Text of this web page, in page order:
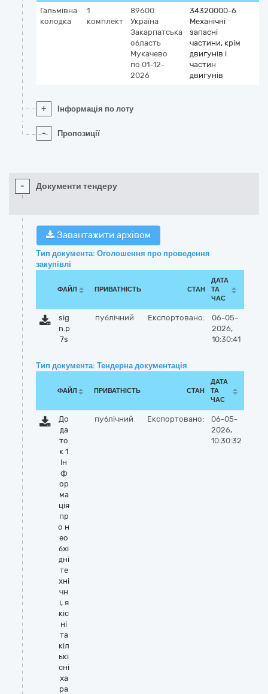
Гальмівна
колодка
1
комплект
89600
Україна
Закарпатська
область
Мукачево
по 01-12-
2026
34320000-6
Механічні
запасні
частини, крім
двигунів і
частин
двигунів
+ Інформація по лоту
- Пропозиції
- Документи тендеру
Завантажити архівом
Тип документа: Оголошення про проведення
закупівлі
ФАЙЛ ПРИВАТНІСТЬ СТАН
ДАТА
ТА
ЧАС
sig
n.p
7s
публічний Експортовано:
06-05-
2026,
10:30:41
Тип документа: Тендерна документація
ФАЙЛ ПРИВАТНІСТЬ СТАН
ДАТА
ТА
ЧАС
До
да
то
к 1
Ін
ф
ор
ма
ція
пр
о н
ео
бхі
дні
те
хні
чн
і, я
кіс
ні
та
кіл
ькі
сні
ха
ра
публічний Експортовано:
06-05-
2026,
10:30:32